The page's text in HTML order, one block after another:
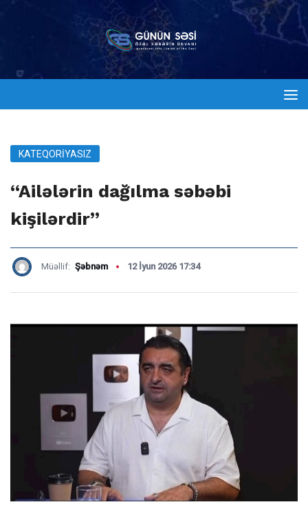
KATEQORIYASIZ
“Ailələrin dağılma səbəbi
kişilərdir”
Müəllif: Şəbnəm 12 İyun 2026 17:34